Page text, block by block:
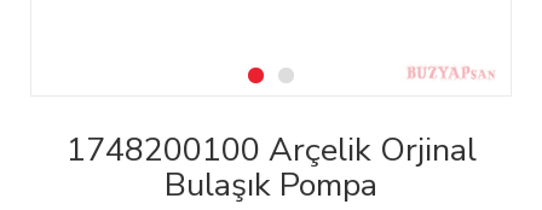
1748200100 Arçelik Orjinal
Bulaşık Pompa